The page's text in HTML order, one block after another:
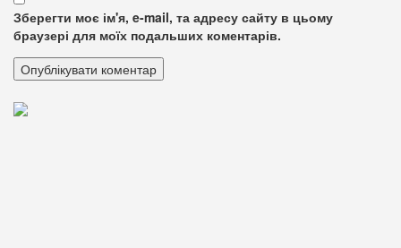
Зберегти моє ім'я, e-mail, та адресу сайту в цьому
браузері для моїх подальших коментарів.